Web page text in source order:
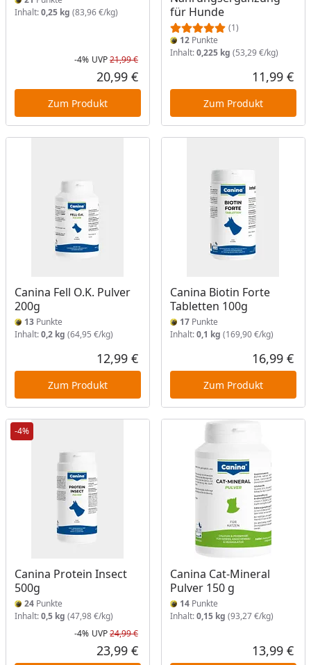
Inhalt:0,25 kg (83,96 €/kg)
Rabatt in Prozent
-4%
Ursprünglicher Preis
UVP21,99 €
Aktueller Preis
20,99 €
Zum Produkt
für Hunde
(1)
12Punkte
Inhalt:0,225 kg (53,29 €/kg)
11,99 €
Zum Produkt
Canina Fell O.K. Pulver
200g
13 Punkte
Inhalt:0,2 kg (64,95 €/kg)
Aktueller Preis
12,99 €
Zum Produkt
Canina Biotin Forte
Tabletten 100g
17Punkte
Inhalt:0,1 kg (169,90 €/kg)
16,99 €
Zum Produkt
-4%
Canina Protein Insect
500g
24 Punkte
Inhalt:0,5 kg (47,98 €/kg)
Rabatt in Prozent
-4%
Ursprünglicher Preis
UVP24,99 €
Aktueller Preis
23,99 €
Canina Cat-Mineral
Pulver 150 g
14Punkte
Inhalt:0,15 kg (93,27 €/kg)
13,99 €